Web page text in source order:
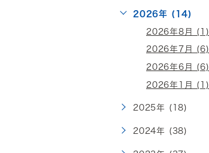
2026年 (14)
2026年8月 (1)
2026年7月 (6)
2026年6月 (6)
2026年1月 (1)
2025年 (18)
2024年 (38)